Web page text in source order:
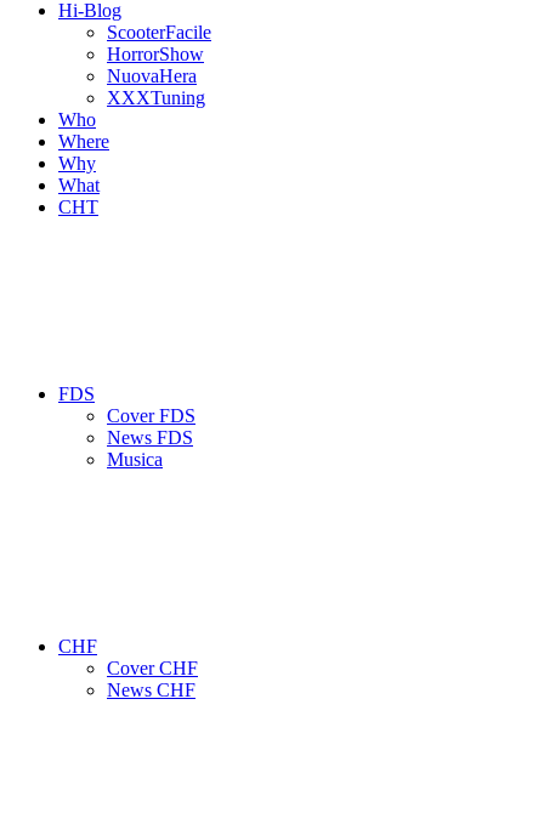
Hi-Blog
ScooterFacile
HorrorShow
NuovaHera
XXXTuning
Who
Where
Why
What
CHT
FDS
Cover FDS
News FDS
Musica
CHF
Cover CHF
News CHF